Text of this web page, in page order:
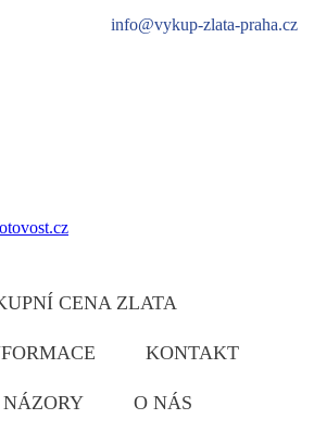
info@vykup-zlata-praha.cz
CENA ZLATA
KONTAKT
NÁZORY O NÁS